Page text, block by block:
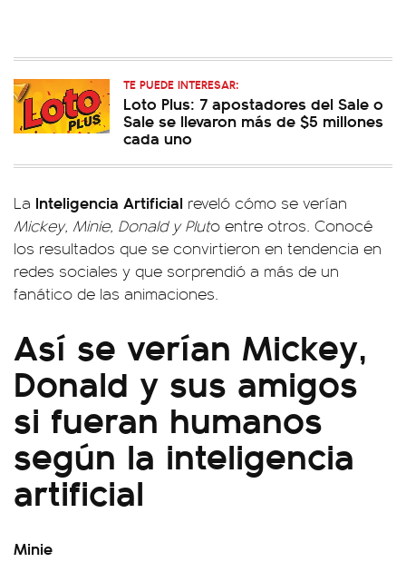
TE PUEDE INTERESAR:
Loto Plus: 7 apostadores del Sale o
Sale se llevaron más de $5 millones
cada uno
La Inteligencia Artificial reveló cómo se verían
Mickey, Minie, Donald y Pluto entre otros. Conocé
los resultados que se convirtieron en tendencia en
redes sociales y que sorprendió a más de un
fanático de las animaciones.
Así se verían Mickey,
Donald y sus amigos
si fueran humanos
según la inteligencia
artificial
Minie